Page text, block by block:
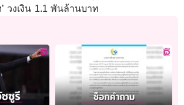
วงเงิน 1.1 พันล้านบาท